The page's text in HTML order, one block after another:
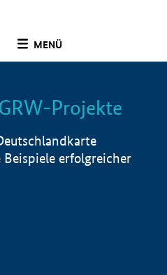
MENÜ
Info
Projekte
erfolgreicher